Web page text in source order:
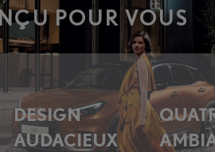
POUR VOUS
DESIGN
AUDACIEUX